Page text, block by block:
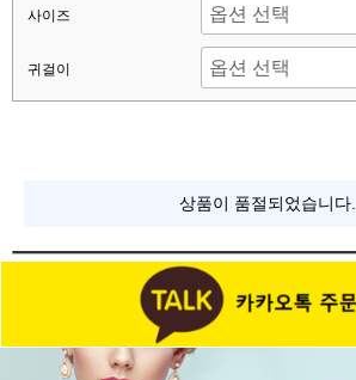
사이즈
귀걸이
상품이 품절되었습니다.